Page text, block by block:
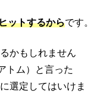
ットするからです。
かもしれません
トム）と言った
選定してはいけま